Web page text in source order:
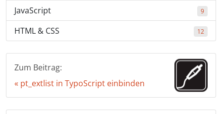
JavaScript 9
HTML & CSS 12
Zum Beitrag:
« pt_extlist in TypoScript einbinden